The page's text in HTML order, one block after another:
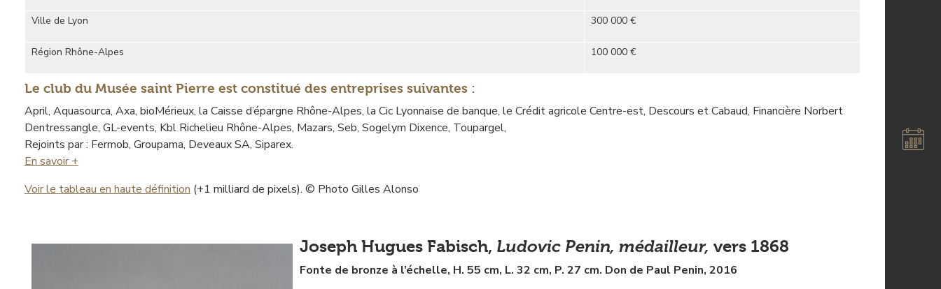
Ville de Lyon 300 000 €
Région Rhône-Alpes 100 000 €
Le club du Musée saint Pierre est constitué des entreprises suivantes :
April, Aquasourca, Axa, bioMérieux, la Caisse d’épargne Rhône-Alpes, la Cic Lyonnaise de banque, le Crédit agricole Centre-est, Descours et Cabaud, Financière Norbert
Dentressangle, GL-events, Kbl Richelieu Rhône-Alpes, Mazars, Seb, Sogelym Dixence, Toupargel,
Rejoints par : Fermob, Groupama, Deveaux SA, Siparex.
En savoir +
Voir le tableau en haute définition (+1 milliard de pixels). © Photo Gilles Alonso
Joseph Hugues Fabisch, Ludovic Penin, médailleur, vers 1868
Fonte de bronze à l’échelle, H. 55 cm, L. 32 cm, P. 27 cm. Don de Paul Penin, 2016